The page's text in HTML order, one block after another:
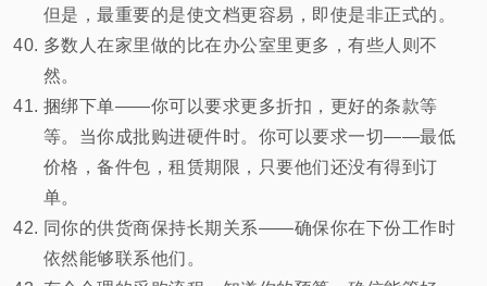
但是，最重要的是使文档更容易，即使是非正式的。
多数人在家里做的比在办公室里更多，有些人则不
然。
捆绑下单——你可以要求更多折扣，更好的条款等
等。当你成批购进硬件时。你可以要求一切——最低
价格，备件包，租赁期限，只要他们还没有得到订
单。
同你的供货商保持长期关系——确保你在下份工作时
依然能够联系他们。